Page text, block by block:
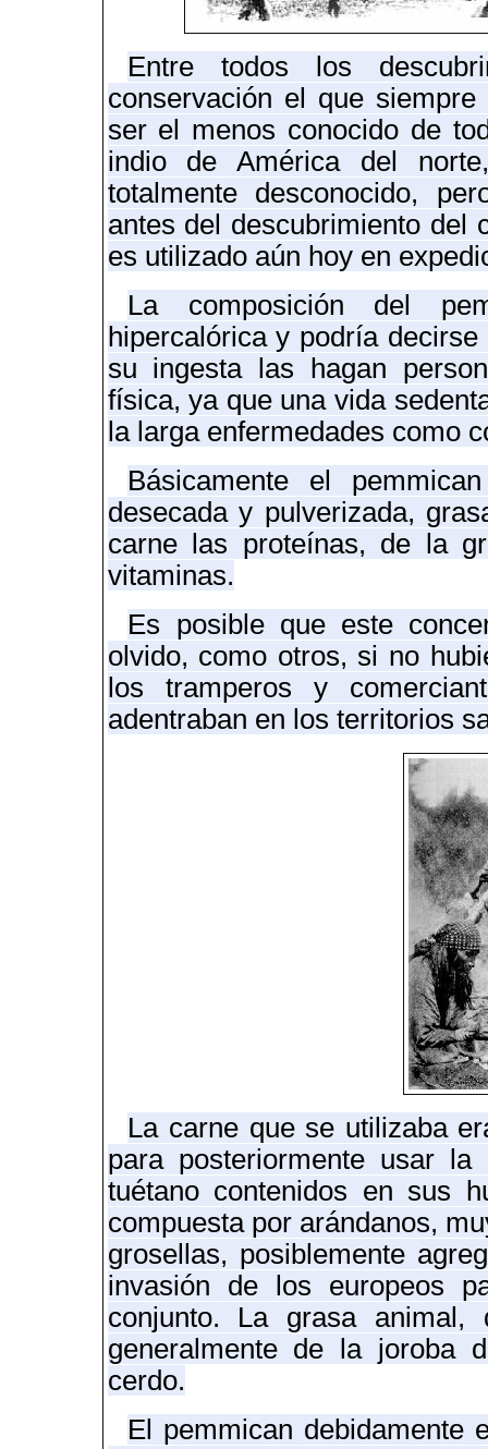
Entre todos los
conservación el que
ser el menos conocido de
indio de América del
totalmente desconocido,
antes del descubrimiento del
es utilizado aún hoy en
La composición del
hipercalórica y podría decirse
su ingesta las hagan
física, ya que una vida
la larga enfermedades como
Básicamente el
desecada y pulverizada,
carne las proteínas, de la
vitaminas.
Es posible que este
olvido, como otros, si no
los tramperos y
adentraban en los territorios
La carne que se utilizaba
para posteriormente usar
tuétano contenidos en sus
compuesta por arándanos,
grosellas, posiblemente
invasión de los europeos
conjunto. La grasa animal,
generalmente de la joroba
cerdo.
El pemmican debidamente